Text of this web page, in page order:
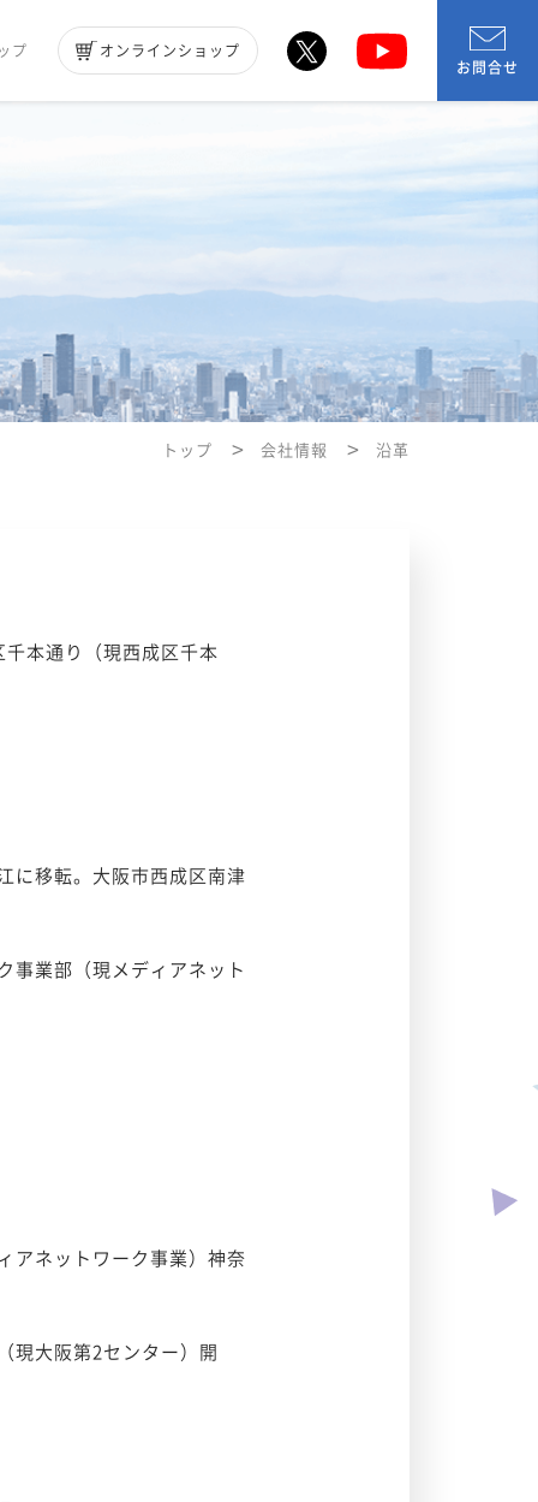
プ オンラインショップ
お問合せ
トップ 会社情報 沿革
本通り（現西成区千本
に移転。大阪市西成区南津
事業部（現メディアネット
アネットワーク事業）神奈
現大阪第2センター）開